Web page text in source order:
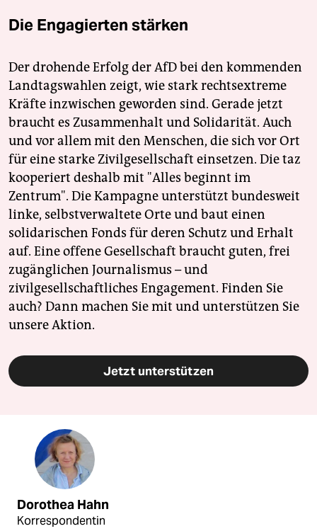
Die Engagierten stärken
Der drohende Erfolg der AfD bei den kommenden
Landtagswahlen zeigt, wie stark rechtsextreme
Kräfte inzwischen geworden sind. Gerade jetzt
braucht es Zusammenhalt und Solidarität. Auch
und vor allem mit den Menschen, die sich vor Ort
für eine starke Zivilgesellschaft einsetzen. Die taz
kooperiert deshalb mit "Alles beginnt im
Zentrum". Die Kampagne unterstützt bundesweit
linke, selbstverwaltete Orte und baut einen
solidarischen Fonds für deren Schutz und Erhalt
auf. Eine offene Gesellschaft braucht guten, frei
zugänglichen Journalismus – und
zivilgesellschaftliches Engagement. Finden Sie
auch? Dann machen Sie mit und unterstützen Sie
unsere Aktion.
Jetzt unterstützen
Dorothea Hahn
Korrespondentin